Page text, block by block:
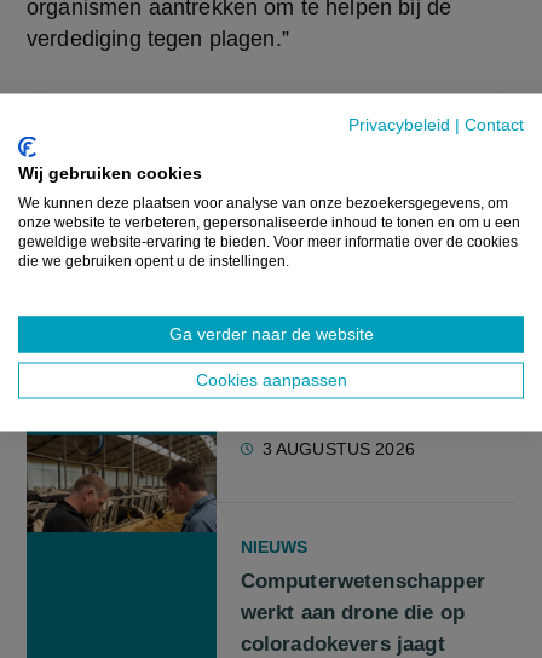
Privacybeleid | Contact
Wij gebruiken cookies
We kunnen deze plaatsen voor analyse van onze bezoekersgegevens, om
onze website te verbeteren, gepersonaliseerde inhoud te tonen en om u een
geweldige website-ervaring te bieden. Voor meer informatie over de cookies
die we gebruiken opent u de instellingen.
Ga verder naar de website
Cookies aanpassen
organismen aantrekken om te helpen bij de
verdediging tegen plagen.”
NIEUWS
landbouwprojecten die
landbouwsector vooruit
moet helpen
3 AUGUSTUS 2026
NIEUWS
Computerwetenschapper
werkt aan drone die op
coloradokevers jaagt